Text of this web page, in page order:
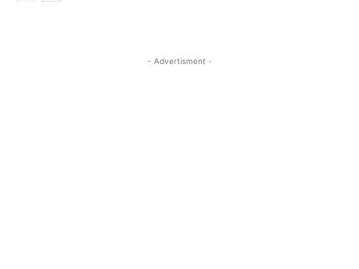
- Advertisment -